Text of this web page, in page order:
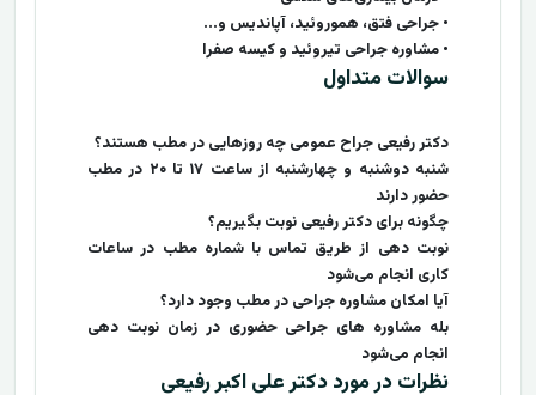
• جراحی فتق، هموروئید، آپاندیس و...
• مشاوره جراحی تیروئید و کیسه صفرا
سوالات متداول
دکتر رفیعی جراح عمومی چه روزهایی در مطب هستند؟
شنبه دوشنبه و چهارشنبه از ساعت ۱۷ تا ۲۰ در مطب
حضور دارند
چگونه برای دکتر رفیعی نوبت بگیریم؟
نوبت‌ دهی از طریق تماس با شماره مطب در ساعات
کاری انجام می‌شود
آیا امکان مشاوره جراحی در مطب وجود دارد؟
بله مشاوره‌ های جراحی حضوری در زمان نوبت‌ دهی
انجام می‌شود
نظرات در مورد دکتر علی اکبر رفیعی